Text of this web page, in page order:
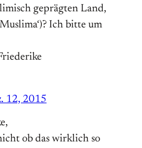
geprägten Land,
Ich bitte um
12, 2015
ob das wirklich so